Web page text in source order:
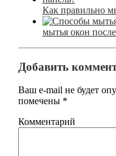
Как правильно
мытья окон
Добавить
Ваш e-mail не будет
помечены *
Комментарий